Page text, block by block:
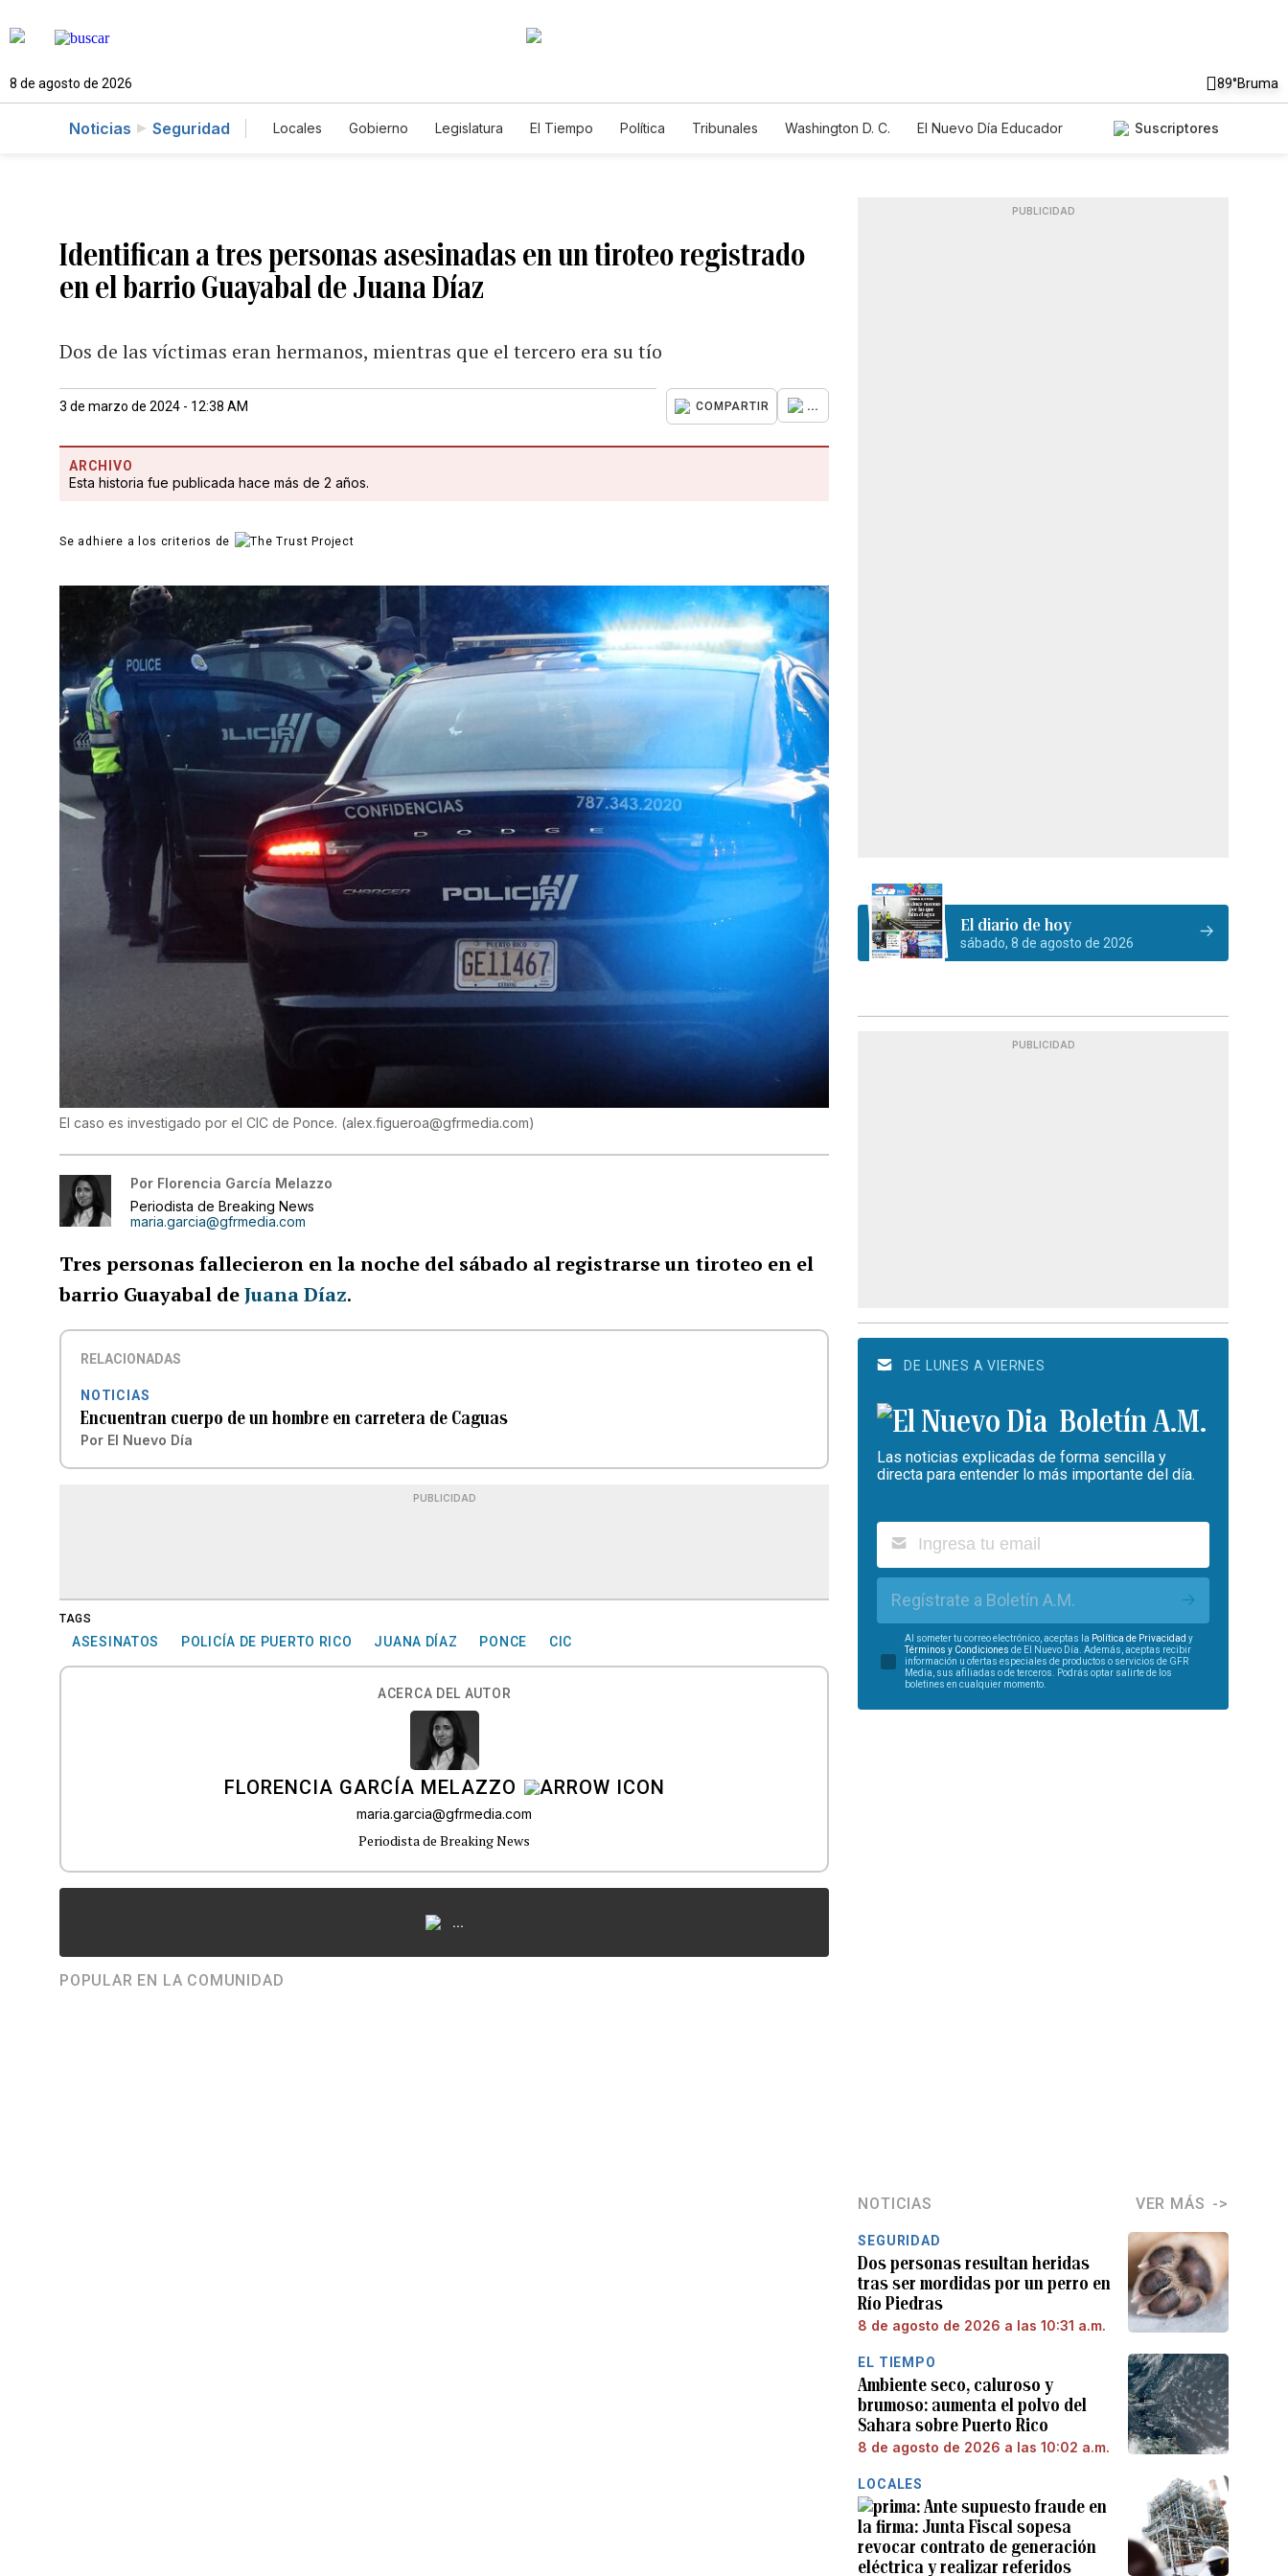
8 de agosto de 2026 89°Bruma
Noticias Seguridad Locales Gobierno Legislatura El Tiempo Política Tribunales Washington D. C.
El Nuevo Día Educador
Suscriptores
Identifican a tres personas asesinadas en un tiroteo registrado
en el barrio Guayabal de Juana Díaz
Dos de las víctimas eran hermanos, mientras que el tercero era su tío
3 de marzo de 2024 - 12:38 AM COMPARTIR ...
ARCHIVO
Esta historia fue publicada hace más de 2 años.
Se adhiere a los criterios de
El caso es investigado por el CIC de Ponce. (alex.figueroa@gfrmedia.com)
Por Florencia García Melazzo
Periodista de Breaking News
maria.garcia@gfrmedia.com
Tres personas fallecieron en la noche del sábado al registrarse un tiroteo en el
barrio Guayabal deJuana Díaz.
RELACIONADAS
NOTICIAS
Encuentran cuerpo de un hombre en carretera de Caguas
Por El Nuevo Día
PUBLICIDAD
TAGS
ASESINATOS POLICÍA DE PUERTO RICO JUANA DÍAZ PONCE CIC
ACERCA DEL AUTOR
FLORENCIA GARCÍA MELAZZO
maria.garcia@gfrmedia.com
Periodista de Breaking News
...
POPULAR EN LA COMUNIDAD
PUBLICIDAD
El diario de hoy
sábado, 8 de agosto de 2026
PUBLICIDAD
DE LUNES A VIERNES
Boletín A.M.
Las noticias explicadas de forma sencilla y
directa para entender lo más importante del día.
Regístrate a Boletín A.M.
Al someter tu correo electrónico, aceptas la Política de Privacidad y
Términos y Condiciones de El Nuevo Día. Además, aceptas recibir
información u ofertas especiales de productos o servicios de GFR
Media, sus afiliadas o de terceros. Podrás optar salirte de los
boletines en cualquier momento.
NOTICIAS VER MÁS
SEGURIDAD
Dos personas resultan heridas
tras ser mordidas por un perro en
Río Piedras
8 de agosto de 2026 a las 10:31 a.m.
EL TIEMPO
Ambiente seco, caluroso y
brumoso: aumenta el polvo del
Sahara sobre Puerto Rico
8 de agosto de 2026 a las 10:02 a.m.
LOCALES
Ante supuesto fraude en
la firma: Junta Fiscal sopesa
revocar contrato de generación
eléctrica y realizar referidos